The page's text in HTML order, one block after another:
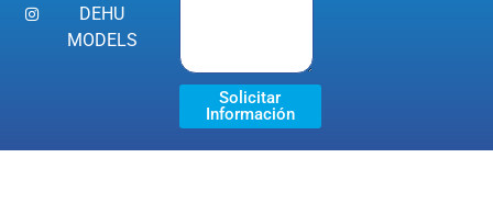
DEHU
MODELS
Solicitar
Información